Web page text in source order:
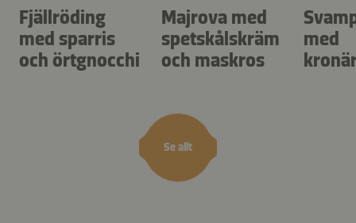
Se allt
Fjällröding
med sparris
och örtgnocchi
Majrova med
spetskålskräm
och maskros
med